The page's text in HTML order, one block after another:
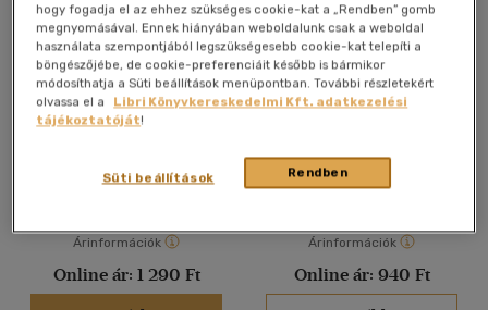
A 250 leggyakoribb
állásinterjúkérdés
Antikvár partner
Árinformációk
Online ár: 1 290 Ft
Minden lehetséges
Antikvár partner
Árinformációk
Online ár: 940 Ft
hogy fogadja el az ehhez szükséges cookie-kat a „Rendben” gomb
megnyomásával. Ennek hiányában weboldalunk csak a weboldal
használata szempontjából legszükségesebb cookie-kat telepíti a
böngészőjébe, de cookie-preferenciáit később is bármikor
módosíthatja a Süti beállítások menüpontban. További részletekért
olvassa el a
Libri Könyvkereskedelmi Kft. adatkezelési
tájékoztatóját!
Rendben
Süti beállítások